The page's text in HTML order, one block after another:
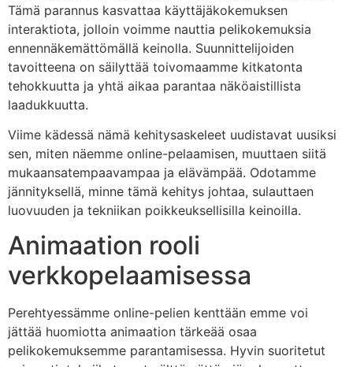
Tämä parannus kasvattaa käyttäjäkokemuksen
interaktiota, jolloin voimme nauttia pelikokemuksia
ennennäkemättömällä keinolla. Suunnittelijoiden
tavoitteena on säilyttää toivomaamme kitkatonta
tehokkuutta ja yhtä aikaa parantaa näköaistillista
laadukkuutta.
Viime kädessä nämä kehitysaskeleet uudistavat uusiksi
sen, miten näemme online-pelaamisen, muuttaen siitä
mukaansatempaavampaa ja elävämpää. Odotamme
jännityksellä, minne tämä kehitys johtaa, sulauttaen
luovuuden ja tekniikan poikkeuksellisilla keinoilla.
Animaation rooli
verkkopelaamisessa
Perehtyessämme online-pelien kenttään emme voi
jättää huomiotta animaation tärkeää osaa
pelikokemuksemme parantamisessa. Hyvin suoritetut